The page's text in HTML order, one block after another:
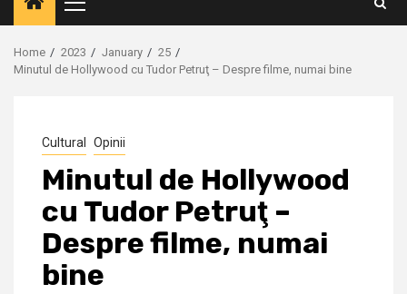
Primary
Menu
Home 2023 January
25
Minutul de Hollywood cu Tudor Petruţ – Despre filme, numai bine
Cultural Opinii
Minutul de Hollywood
cu Tudor Petruţ –
Despre filme, numai
bine